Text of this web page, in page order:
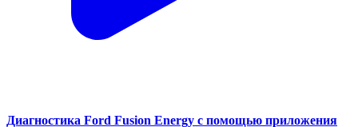
Диагностика Ford Fusion Energy с помощью приложения